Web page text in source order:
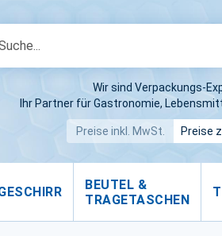
Wir sind Verpackungs-
Ihr Partner für Gastronomie,
Preise inkl. MwSt. Preise
BEUTEL &
TRAGETASCHEN